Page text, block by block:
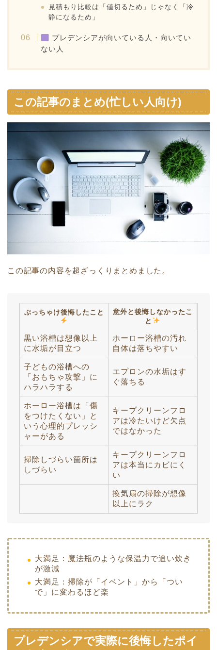
見積もり比較は「値切るため」じゃなく「冷
静になるため」
プレデンシアが向いている人・向いてい
ない人
この記事のまとめ(忙しい人向け)
この記事の内容を超ざっくりまとめました。
ぶっちゃけ後悔したこと
意外と後悔しなかったこ
と
黒い浴槽は想像以上
に水垢が目立つ
ホーロー浴槽の汚れ
自体は落ちやすい
子どもの浴槽への
「おもちゃ攻撃」に
ハラハラする
エプロンの水垢はす
ぐ落ちる
ホーロー浴槽は「傷
をつけたくない」と
いう心理的プレッシ
ャーがある
キープクリーンフロ
アは冷たいけど欠点
ではなかった
掃除しづらい箇所は
しづらい
キープクリーンフロ
アは本当にカビにく
い
換気扇の掃除が想像
以上にラク
大満足：魔法瓶のような保温力で追い炊き
が激減
大満足：掃除が「イベント」から「つい
で」に変わるほど楽
プレデンシアで実際に後悔したポイ